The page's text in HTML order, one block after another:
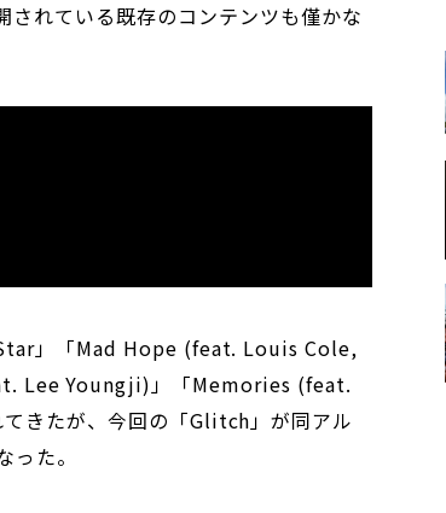
されている既存のコンテンツも僅かな
」「Mad Hope (feat. Louis Cole,
Lee Youngji)」「Memories (feat.
きたが、今回の「Glitch」が同アル
た。